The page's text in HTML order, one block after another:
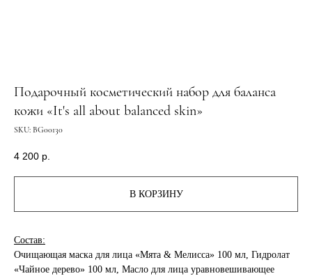
Подарочный косметический набор для баланса
кожи «It's all about balanced skin»
SKU: BG00130
4 200 р.
В КОРЗИНУ
Состав:
Очищающая маска для лица «Мята & Мелисса» 100 мл, Гидролат
«Чайное дерево» 100 мл, Масло для лица уравновешивающее